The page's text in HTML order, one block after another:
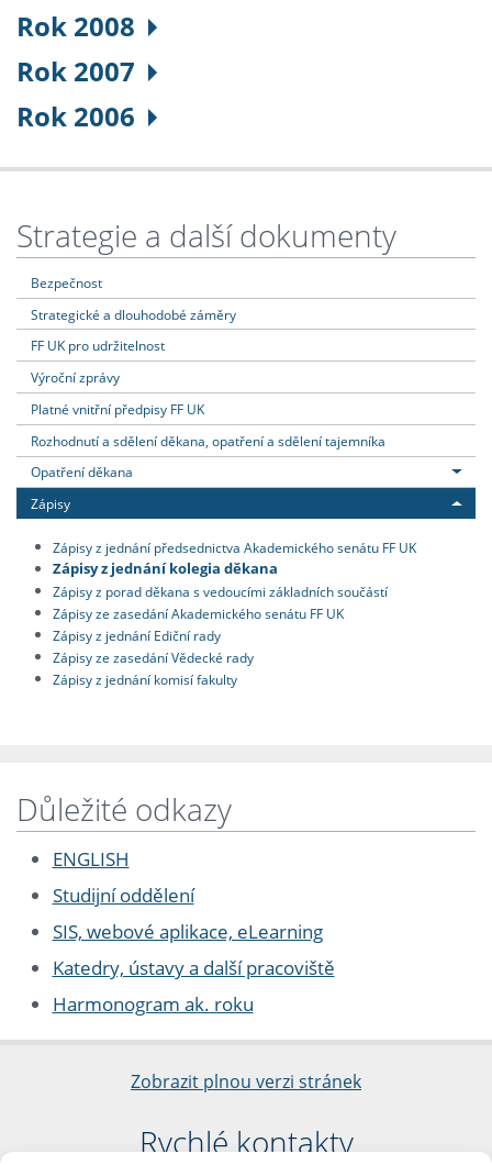
Rok 2008
Rok 2007
Rok 2006
Strategie a další dokumenty
Bezpečnost
Strategické a dlouhodobé záměry
FF UK pro udržitelnost
Výroční zprávy
Platné vnitřní předpisy FF UK
Rozhodnutí a sdělení děkana, opatření a sdělení tajemníka
Opatření děkana
Zápisy
Zápisy z jednání předsednictva Akademického senátu FF UK
Zápisy z jednání kolegia děkana
Zápisy z porad děkana s vedoucími základních součástí
Zápisy ze zasedání Akademického senátu FF UK
Zápisy z jednání Ediční rady
Zápisy ze zasedání Vědecké rady
Zápisy z jednání komisí fakulty
Důležité odkazy
ENGLISH
Studijní oddělení
SIS, webové aplikace, eLearning
Katedry, ústavy a další pracoviště
Harmonogram ak. roku
Zobrazit plnou verzi stránek
Rychlé kontakty